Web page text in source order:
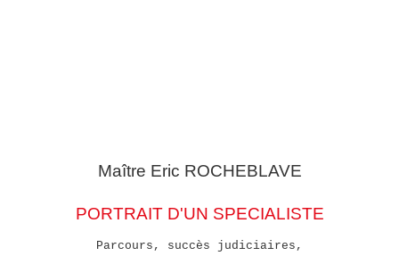
Maître Eric ROCHEBLAVE
PORTRAIT D'UN SPECIALISTE
Parcours, succès judiciaires,